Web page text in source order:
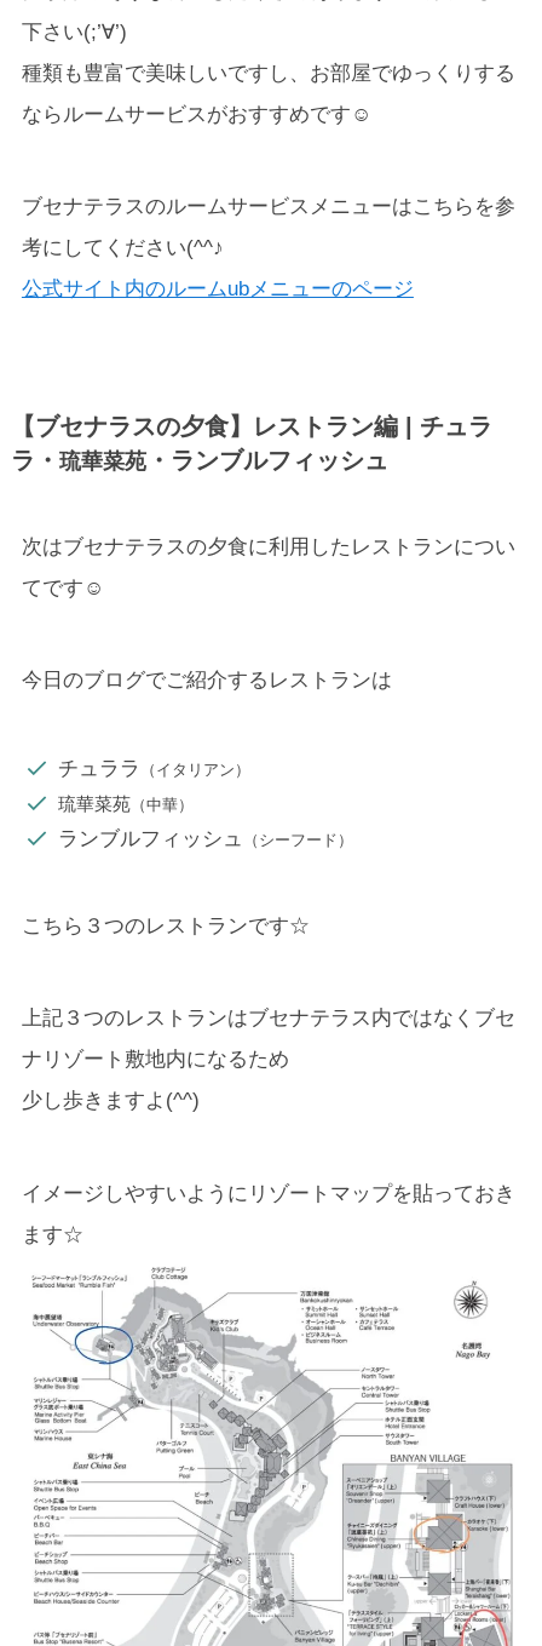
下さい(;’∀’)
種類も豊富で美味しいですし、お部屋でゆっくりする
ならルームサービスがおすすめです☺
ブセナテラスのルームサービスメニューはこちらを参
考にしてください(^^♪
公式サイト内のルームubメニューのページ
【ブセナラスの夕食】レストラン編 | チュラ
ラ・ 琉華菜苑・ランブルフィッシュ
次はブセナテラスの夕食に利用したレストランについ
てです☺
今日のブログでご紹介するレストランは
チュララ （イタリアン）
琉華菜苑（中華）
ランブルフィッシュ （シーフード）
こちら３つのレストランです☆
上記３つのレストランはブセナテラス内ではなくブセ
ナリゾート敷地内になるため
少し歩きますよ(^^)
イメージしやすいようにリゾートマップを貼っておき
ます☆